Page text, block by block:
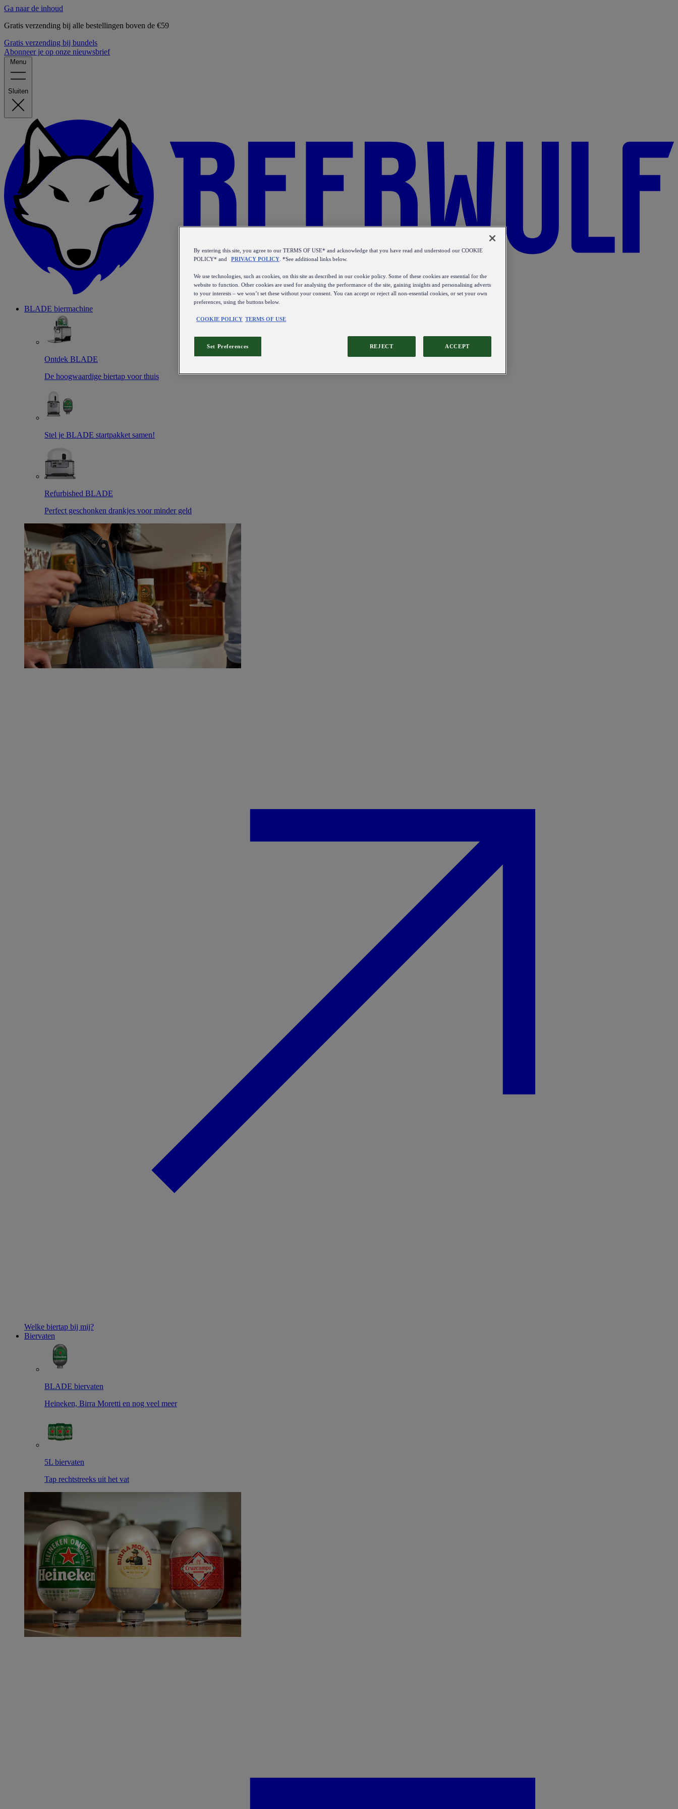
Ga naar de inhoud
Gratis verzending bij alle bestellingen boven de €59
Gratis verzending bij bundels
Abonneer je op onze nieuwsbrief
Menu
Sluiten
BLADE biermachine
Ontdek BLADE
De hoogwaardige biertap voor thuis
Stel je BLADE startpakket samen!
Refurbished BLADE
Perfect geschonken drankjes voor minder geld
Welke biertap bij mij?
Biervaten
BLADE biervaten
Heineken, Birra Moretti en nog veel meer
5L biervaten
Tap rechtstreeks uit het vat
By entering this site, you agree to our TERMS OF USE* and acknowledge that you have read and understood our COOKIE
POLICY* and
PRIVACY POLICY . *See additional links below.
We use technologies, such as cookies, on this site as described in our cookie policy. Some of these cookies are essential for the
website to function. Other cookies are used for analysing the performance of the site, gaining insights and personalising adverts
to your interests – we won’t set these without your consent. You can accept or reject all non-essential cookies, or set your own
preferences, using the buttons below.
COOKIE POLICY TERMS OF USE
REJECT ACCEPT
Set Preferences